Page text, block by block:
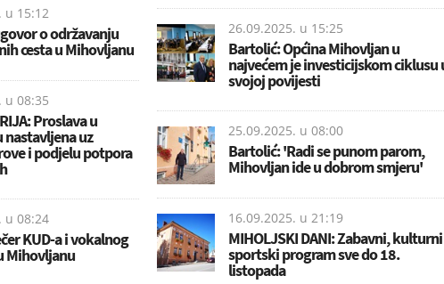
u 15:12
o održavanju
cesta u Mihovljanu
u 08:35
Proslava u
uz
i podjelu potpora
u 08:24
KUD-a i vokalnog
Mihovljanu
26.09.2025. u 15:25
Bartolić: Općina Mihovljan u
najvećem je investicijskom ciklusu
svojoj povijesti
25.09.2025. u 08:00
Bartolić: 'Radi se punom parom,
Mihovljan ide u dobrom smjeru'
16.09.2025. u 21:19
MIHOLJSKI DANI: Zabavni,
sportski program sve do 18.
listopada